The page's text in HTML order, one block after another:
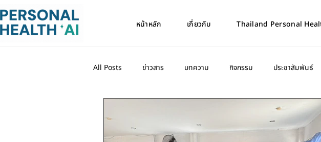
หน้าหลัก เกี่ยวกับ Thailand Personal
All Posts ข่าวสาร บทความ กิจกรรม ประชาสัมพันธ์